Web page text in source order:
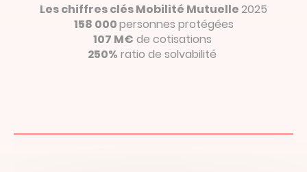
Les chiffres clés Mobilité Mutuelle2025
158 000personnes protégées
107 M€ de cotisations
250% ratio de solvabilité